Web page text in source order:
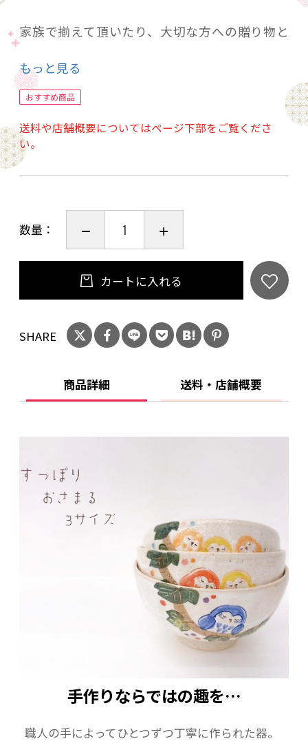
家族で揃えて頂いたり、大切な方への贈り物と
とても軽くて扱いやすい器なのでお子様にもオ
サイズ：径120×高さ65㎜
当作品はひとつひとつ手作業で作っております。
若干風合いや色合いが異なる場合がございます
ので、ご了承下さい。
食洗機 ○
オーブン ×
ーーーーーーーーーーーーーーーーーーーー
素材：陶器 京焼・清水焼
もっと見る
おすすめ商品
送料や店舗概要についてはページ下部をご覧くださ
い。
数量：
カートに入れる
SHARE
商品詳細 送料・店舗概要
手作りならではの趣を…
職人の手によってひとつずつ丁寧に作られた器。